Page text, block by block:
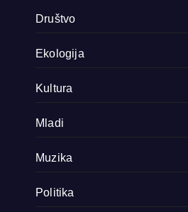
Društvo
Ekologija
Kultura
Mladi
Muzika
Politika